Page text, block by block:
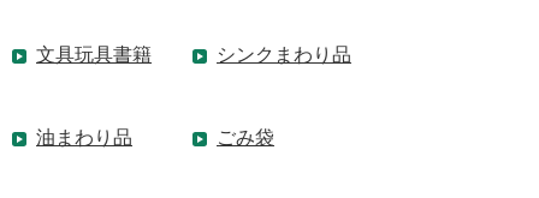
文具玩具書籍 シンクまわり品
油まわり品 ごみ袋